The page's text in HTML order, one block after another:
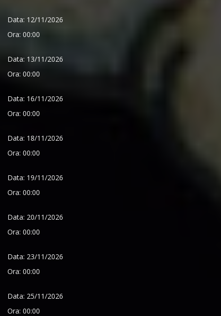
Data: 12/11/2026
Ora: 00:00
Data: 13/11/2026
Ora: 00:00
Data: 16/11/2026
Ora: 00:00
Data: 18/11/2026
Ora: 00:00
Data: 19/11/2026
Ora: 00:00
Data: 20/11/2026
Ora: 00:00
Data: 23/11/2026
Ora: 00:00
Data: 25/11/2026
Ora: 00:00